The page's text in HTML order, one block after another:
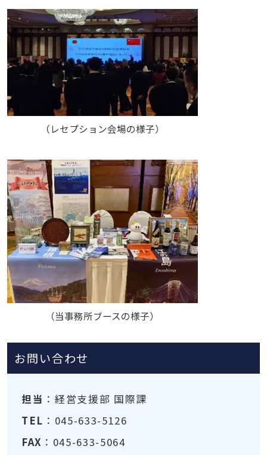
（レセプション会場の様子）
（当事務所ブースの様子）
お問い合わせ
担当 ：経営支援部 国際課
TEL ：045-633-5126
FAX ：045-633-5064